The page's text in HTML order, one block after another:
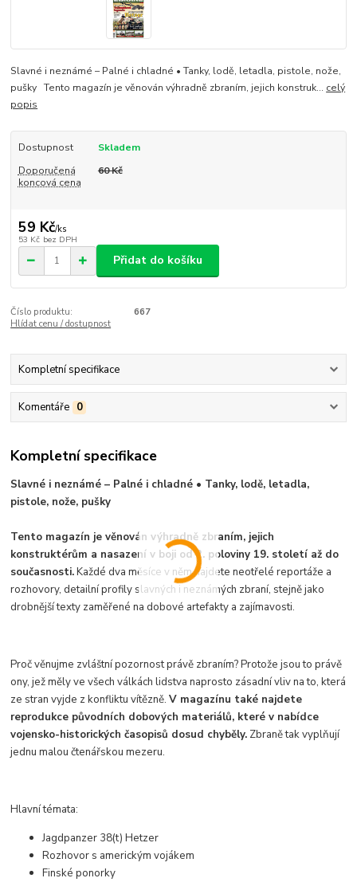
Slavné i neznámé – Palné i chladné • Tanky, lodě, letadla, pistole, nože,
pušky Tento magazín je věnován výhradně zbraním, jejich konstruk... celý
popis
Dostupnost
Skladem
Doporučená
koncová cena
60 Kč
59 Kč/ks
53 Kč bez DPH
Přidat do košíku
Číslo produktu:
667
Hlídat cenu / dostupnost
Kompletní specifikace
Komentáře 0
Kompletní specifikace
Slavné i neznámé – Palné i chladné • Tanky, lodě, letadla,
pistole, nože, pušky
Tento magazín je věnován výhradně zbraním, jejich
konstruktérům a nasazení v boji od 2. poloviny 19. století až do
současnosti.Každé dva měsíce v něm najdete neotřelé reportáže a
rozhovory, detailní profily slavných i neznámých zbraní, stejně jako
drobnější texty zaměřené na dobové artefakty a zajímavosti.
Proč věnujme zvláštní pozornost právě zbraním? Protože jsou to právě
ony, jež měly ve všech válkách lidstva naprosto zásadní vliv na to, která
ze stran vyjde z konfliktu vítězně.V magazínu také najdete
reprodukce původních dobových materiálů, které v nabídce
vojensko-historických časopisů dosud chyběly. Zbraně tak vyplňují
jednu malou čtenářskou mezeru.
Hlavní témata:
Jagdpanzer 38(t) Hetzer
Rozhovor s americkým vojákem
Finské ponorky